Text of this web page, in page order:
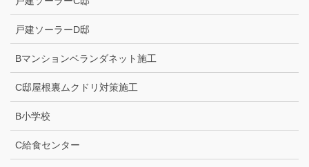
戸建ソーラーD邸
Bマンションベランダネット施工
C邸屋根裏ムクドリ対策施工
B小学校
C給食センター